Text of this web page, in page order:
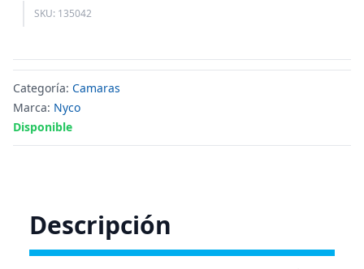
SKU: 135042
Categoría: Camaras
Marca: Nyco
Disponible
Descripción